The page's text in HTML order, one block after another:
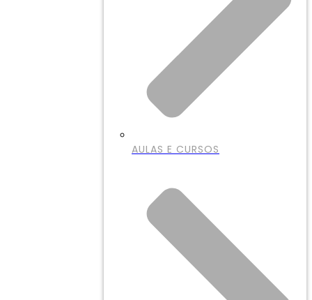
AULAS E CURSOS